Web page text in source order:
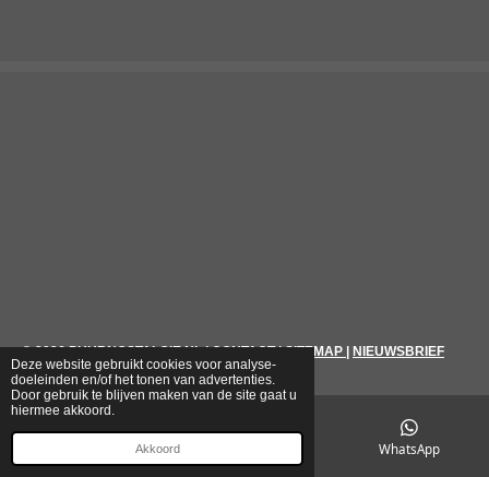
Deze website gebruikt cookies voor analyse-
doeleinden en/of het tonen van advertenties.
Door gebruik te blijven maken van de site gaat u
hiermee akkoord.
Akkoord
© 2026 PUURNOSTALGIE.NL|CONTACT|SITEMAP NIEUWSBRIEF
WhatsApp